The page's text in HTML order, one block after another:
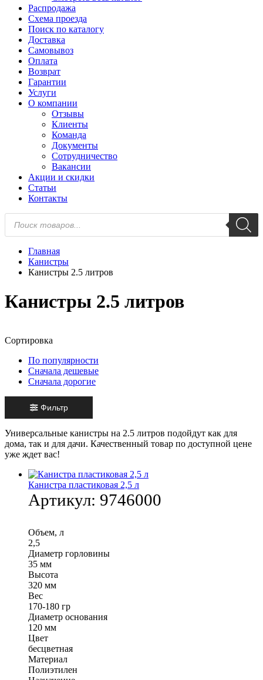
Распродажа
Схема проезда
Поиск по каталогу
Доставка
Самовывоз
Оплата
Возврат
Гарантии
Услуги
О компании
Отзывы
Клиенты
Команда
Документы
Сотрудничество
Вакансии
Акции и скидки
Статьи
Контакты
Поиск
товаров
Главная
Канистры
Канистры 2.5 литров
Канистры 2.5 литров
Сортировка
По популярности
Сначала дешевые
Сначала дорогие
Фильтр
Универсальные канистры на 2.5 литров подойдут как для
дома, так и для дачи. Качественный товар по доступной цене
уже ждет вас!
Канистра пластиковая 2,5 л
Артикул: 9746000
Объем, л
2,5
Диаметр горловины
35 мм
Высота
320 мм
Вес
170-180 гр
Диаметр основания
120 мм
Цвет
бесцветная
Материал
Полиэтилен